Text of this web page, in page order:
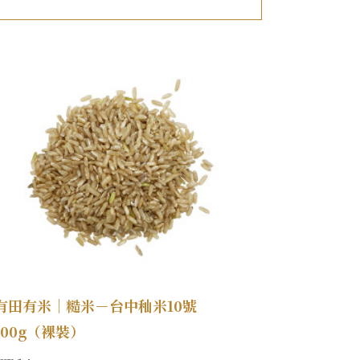
田有米｜糙米－台中秈米10號
（裸裝）